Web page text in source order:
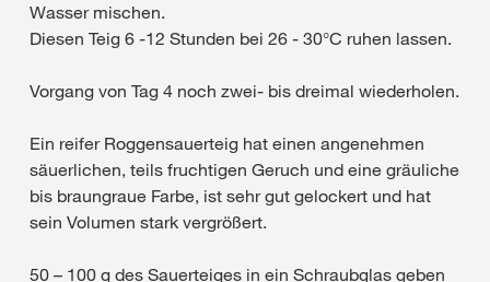
Wasser mischen.
Diesen Teig 6 -12 Stunden bei 26 - 30°C ruhen lassen.
Vorgang von Tag 4 noch zwei- bis dreimal wiederholen.
Ein reifer Roggensauerteig hat einen angenehmen
säuerlichen, teils fruchtigen Geruch und eine gräuliche
bis braungraue Farbe, ist sehr gut gelockert und hat
sein Volumen stark vergrößert.
50 – 100 g des Sauerteiges in ein Schraubglas geben